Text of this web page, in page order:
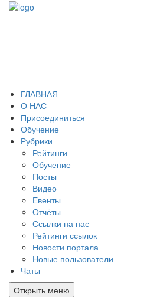
ГЛАВНАЯ
О НАС
Присоединиться
Обучение
Рубрики
Рейтинги
Обучение
Посты
Видео
Евенты
Отчёты
Ссылки на нас
Рейтинги ссылок
Новости портала
Новые пользователи
Чаты
Открыть меню